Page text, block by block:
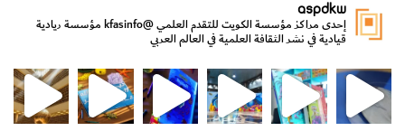
aspdkw
إحدى مراكز مؤسسة الكويت للتقدم العلمي@kfasinfo مؤسسة ريادية
قيادية في نشر الثقافة العلمية في العالم العربي
لشؤون الش
من الأعماق نكتشف ومن الكتب نتعلّم
⁨ ⁨ نتشرف بدعوتكم لزيارة جناح التقدم العلمي للنشر ⁨ رجعنا! ما كنّا بعيد! مجهزين لكم كل جديد!⁩